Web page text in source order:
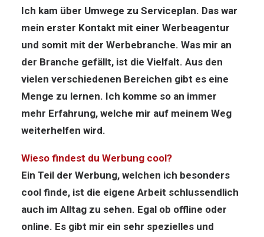
Ich kam über Umwege zu Serviceplan. Das war
mein erster Kontakt mit einer Werbeagentur
und somit mit der Werbebranche. Was mir an
der Branche gefällt, ist die Vielfalt. Aus den
vielen verschiedenen Bereichen gibt es eine
Menge zu lernen. Ich komme so an immer
mehr Erfahrung, welche mir auf meinem Weg
weiterhelfen wird.
Wieso findest du Werbung cool?
Ein Teil der Werbung, welchen ich besonders
cool finde, ist die eigene Arbeit schlussendlich
auch im Alltag zu sehen. Egal ob offline oder
online. Es gibt mir ein sehr spezielles und